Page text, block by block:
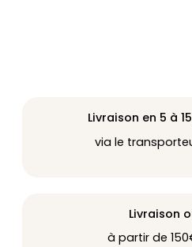
Livraison en 5 à
via le
Livraison
à partir de